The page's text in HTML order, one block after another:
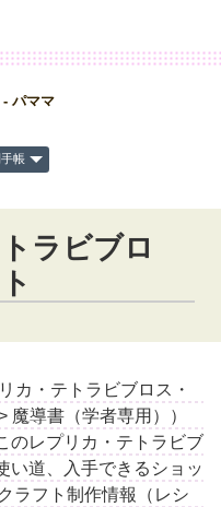
パママ
帳
ラビブロ
カ・テトラビブロス・
魔導書（学者専用））
のレプリカ・テトラビブ
い道、入手できるショッ
ラフト制作情報（レシ